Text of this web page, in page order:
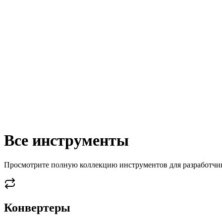
Все инструменты
Просмотрите полную коллекцию инструментов для
Конвертеры